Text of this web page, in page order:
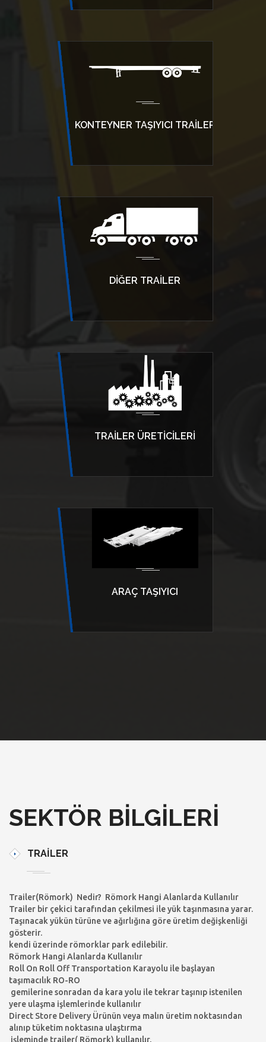
KONTEYNER TAŞIYICI TRAILER
DIĞER TRAILER
TRAILER ÜRETICILERI
ARAÇ TAŞIYICI
SEKTÖR BILGILERI
TRAILER
Trailer(Römork) Nedir? Römork Hangi Alanlarda Kullanılır
Trailer bir çekici tarafından çekilmesi ile yük taşınmasına yarar.
Taşınacak yükün türüne ve ağırlığına göre üretim değişkenliği
gösterir.
kendi üzerinde römorklar park edilebilir.
Römork Hangi Alanlarda Kullanılır
Roll On Roll Off Transportation Karayolu ile başlayan
taşımacılık RO-RO
gemilerine sonradan da kara yolu ile tekrar taşınıp istenilen
yere ulaşma işlemlerinde kullanılır
Direct Store Delivery Ürünün veya malın üretim noktasından
alınıp tüketim noktasına ulaştırma
işleminde trailer( Römork) kullanılır.